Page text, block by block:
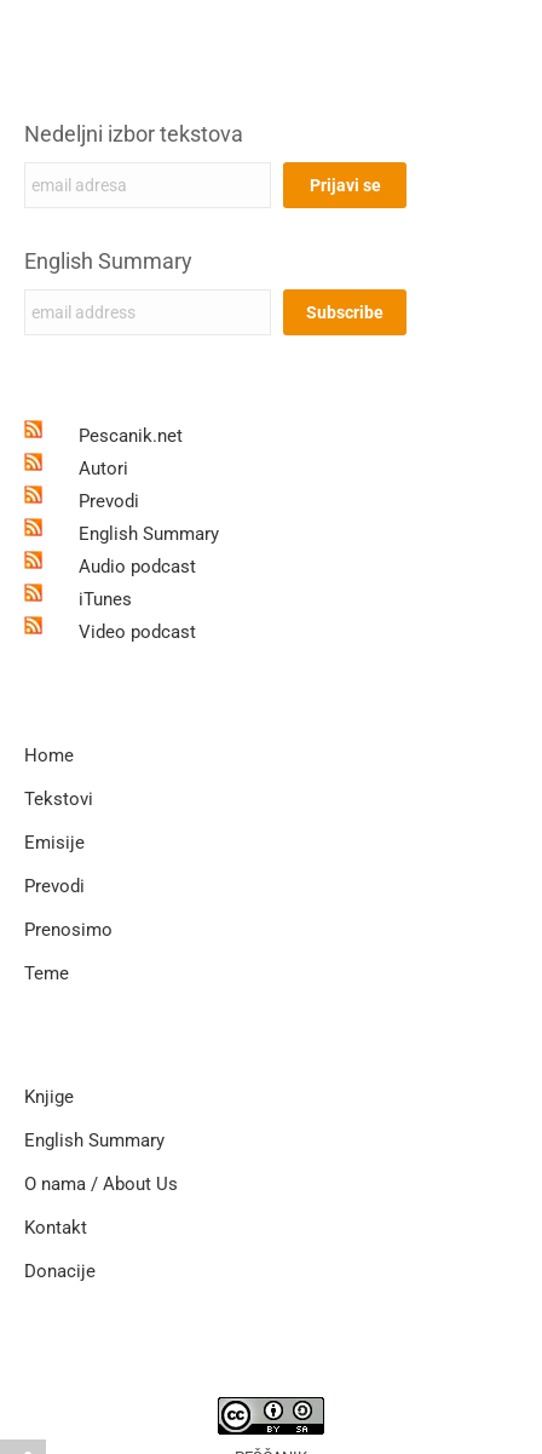
Nedeljni izbor tekstova
English Summary
Pescanik.net
Autori
Prevodi
English Summary
Audio podcast
iTunes
Video podcast
Home
Tekstovi
Emisije
Prevodi
Prenosimo
Teme
Knjige
English Summary
O nama / About Us
Kontakt
Donacije